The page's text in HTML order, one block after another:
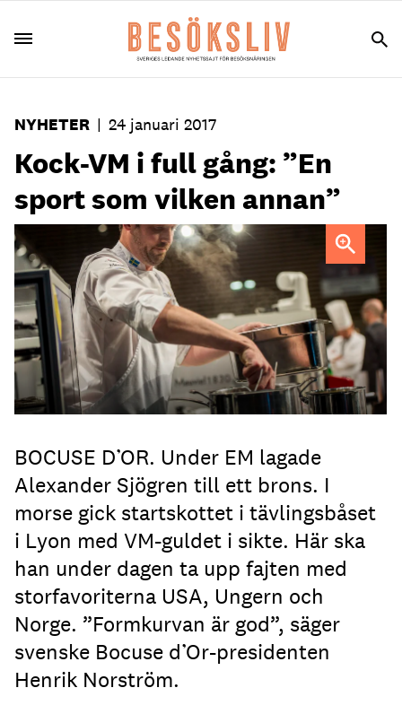
NYHETER | 24 januari 2017
Kock-VM i full gång: ”En
sport som vilken annan”
Alexander Sjögren har valt att omge sig med ett tight
team. Jämte coach Jonas Lundgren så har före detta
arbetsgivaren Fredrik Lundgren varit en stor stöttepelare.
BOCUSE D’OR. Under EM lagade
Alexander Sjögren till ett brons. I
morse gick startskottet i tävlingsbåset
i Lyon med VM-guldet i sikte. Här ska
han under dagen ta upp fajten med
storfavoriterna USA, Ungern och
Norge. ”Formkurvan är god”, säger
svenske Bocuse d’Or-presidenten
Henrik Norström.